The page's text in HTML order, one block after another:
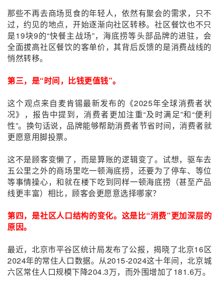
那些不再去商场觅食的年轻人，依然有聚会的需求，只不
过，约见的地点，开始逐渐向社区转移。社区餐饮也不只
是19块9的“快餐主战场”，海底捞等头部品牌的进驻，会
全面拔高社区餐饮的客单价，其背后反馈的是消费战线的
悄然转移。
第三，是“时间，比钱更值钱”。
这个观点来自麦肯锡最新发布的《2025年全球消费者状
况》，报告中提到，消费者更加注重“及时满足”和“便利
性”。换句话说，品牌能够帮助消费者节省时间，消费者就
更愿意用脚投票。
这不是顾客变懒了，而是算账的逻辑变了。试想，驱车去
五公里之外的商场里吃一顿海底捞，还要为了停车、等位
等事情操心，和就在楼下吃到同样一顿海底捞（甚至产品
线更丰富）相比，顾客会更愿意选择哪家？
第四，是社区人口结构的变化。这是比“消费”更加深层的
原因。
最近，北京市平谷区统计局发布了公报，揭晓了北京16区
2024年的常住人口数据。从2015-2024这十年间，北京城
六区常住人口规模下降204.3万，而外围增加了181.6万。